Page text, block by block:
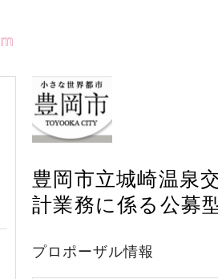
豊岡市立城崎温泉
計業務に係る公募
プロポーザル情報